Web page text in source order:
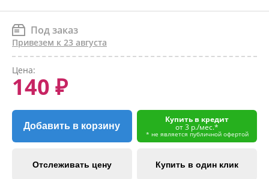
Под заказ
Привезем к 23 августа
Цена:
140 ₽
Добавить в корзину
Купить в кредит
от 3 р./мес.*
* не является публичной офертой
Отслеживать цену Купить в один клик